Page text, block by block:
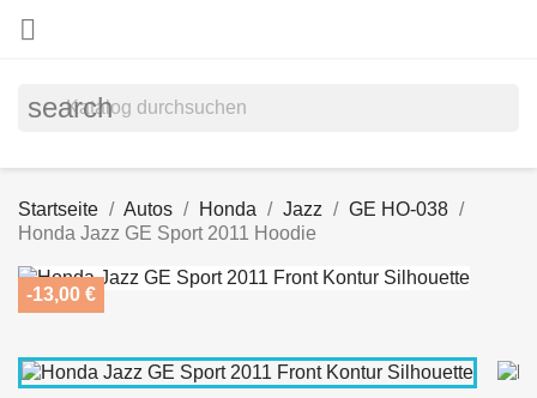

search
Startseite Autos Honda Jazz
GE HO-038
Honda Jazz GE Sport 2011 Hoodie
-13,00 €